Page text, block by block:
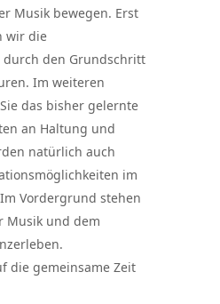
Musik bewegen. Erst
wir die
durch den Grundschritt
Im weiteren
das bisher gelernte
an Haltung und
natürlich auch
im
Vordergrund stehen
Musik und dem
die gemeinsame Zeit